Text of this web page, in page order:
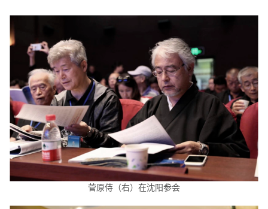
菅原侍（右）在沈阳参会